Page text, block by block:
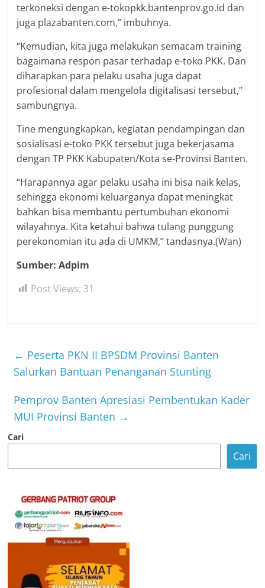
terkoneksi dengan e-tokopkk.bantenprov.go.id dan
juga plazabanten.com,” imbuhnya.
“Kemudian, kita juga melakukan semacam training
bagaimana respon pasar terhadap e-toko PKK. Dan
diharapkan para pelaku usaha juga dapat
profesional dalam mengelola digitalisasi tersebut,”
sambungnya.
Tine mengungkapkan, kegiatan pendampingan dan
sosialisasi e-toko PKK tersebut juga bekerjasama
dengan TP PKK Kabupaten/Kota se-Provinsi Banten.
“Harapannya agar pelaku usaha ini bisa naik kelas,
sehingga ekonomi keluarganya dapat meningkat
bahkan bisa membantu pertumbuhan ekonomi
wilayahnya. Kita ketahui bahwa tulang punggung
perekonomian itu ada di UMKM,” tandasnya.(Wan)
Sumber: Adpim
Post Views: 31
← Peserta PKN II BPSDM Provinsi Banten
Salurkan Bantuan Penanganan Stunting
Pemprov Banten Apresiasi Pembentukan Kader
MUI Provinsi Banten →
Cari
Cari